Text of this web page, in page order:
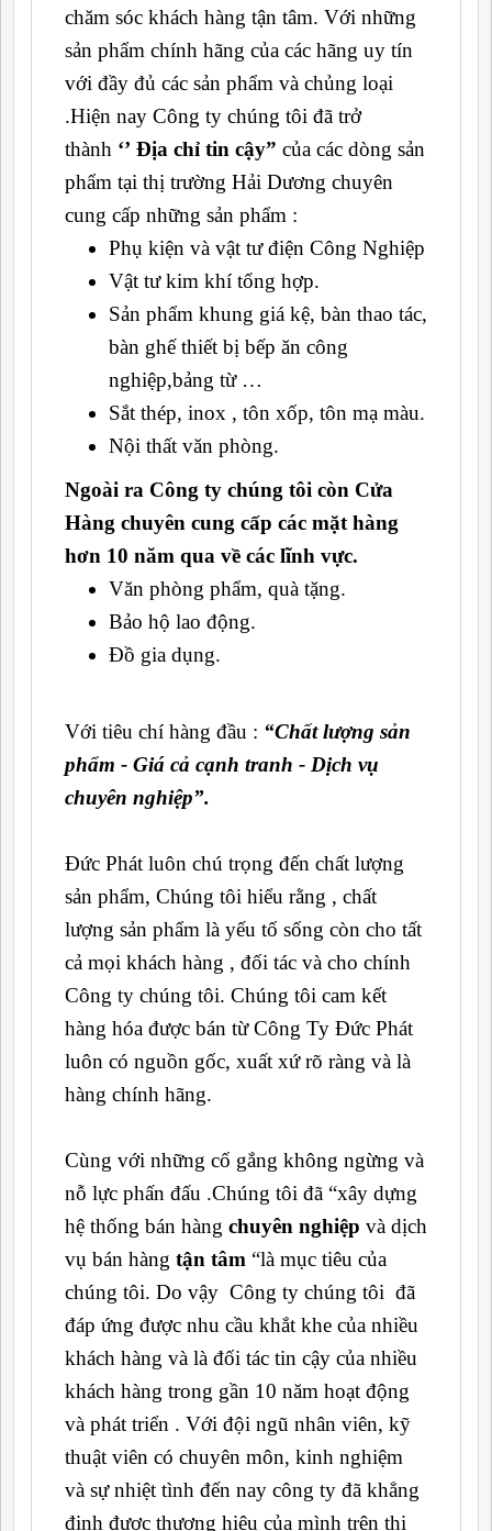
chăm sóc khách hàng tận tâm. Với những
sản phẩm chính hãng của các hãng uy tín
với đầy đủ các sản phẩm và chủng loại
.Hiện nay Công ty chúng tôi đã trở
thành ‘’ Địa chỉ tin cậy” của các dòng sản
phẩm tại thị trường Hải Dương chuyên
cung cấp những sản phẩm :
Phụ kiện và vật tư điện Công Nghiệp
Vật tư kim khí tổng hợp.
Sản phẩm khung giá kệ, bàn thao tác,
bàn ghế thiết bị bếp ăn công
nghiệp,bảng từ …
Sắt thép, inox , tôn xốp, tôn mạ màu.
Nội thất văn phòng.
Ngoài ra Công ty chúng tôi còn Cửa
Hàng chuyên cung cấp các mặt hàng
hơn 10 năm qua về các lĩnh vực.
Văn phòng phẩm, quà tặng.
Bảo hộ lao động.
Đồ gia dụng.
Với tiêu chí hàng đầu : “Chất lượng sản
phẩm - Giá cả cạnh tranh - Dịch vụ
chuyên nghiệp”.
Đức Phát luôn chú trọng đến chất lượng
sản phẩm, Chúng tôi hiểu rằng , chất
lượng sản phẩm là yếu tố sống còn cho tất
cả mọi khách hàng , đối tác và cho chính
Công ty chúng tôi. Chúng tôi cam kết
hàng hóa được bán từ Công Ty Đức Phát
luôn có nguồn gốc, xuất xứ rõ ràng và là
hàng chính hãng.
Cùng với những cố gắng không ngừng và
nỗ lực phấn đấu .Chúng tôi đã “xây dựng
hệ thống bán hàng chuyên nghiệp và dịch
vụ bán hàng tận tâm “là mục tiêu của
chúng tôi. Do vậy Công ty chúng tôi đã
đáp ứng được nhu cầu khắt khe của nhiều
khách hàng và là đối tác tin cậy của nhiều
khách hàng trong gần 10 năm hoạt động
và phát triển . Với đội ngũ nhân viên, kỹ
thuật viên có chuyên môn, kinh nghiệm
và sự nhiệt tình đến nay công ty đã khẳng
định được thương hiệu của mình trên thị